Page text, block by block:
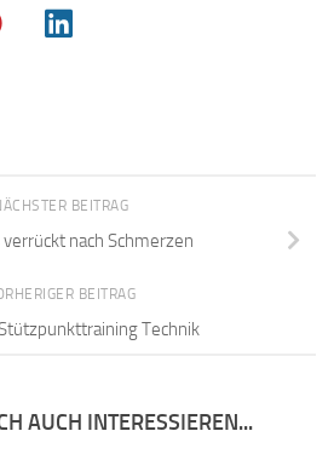
BEITRAG
verrückt nach Schmerzen
BEITRAG
Technik
AUCH INTERESSIEREN...